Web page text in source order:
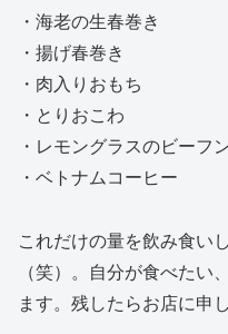
・海老の生春巻き
・揚げ春巻き
・肉入りおもち
・とりおこわ
・レモングラスのビーフ
・ベトナムコーヒー
これだけの量を飲み食い
（笑）。自分が食べたい
ます。残したらお店に申